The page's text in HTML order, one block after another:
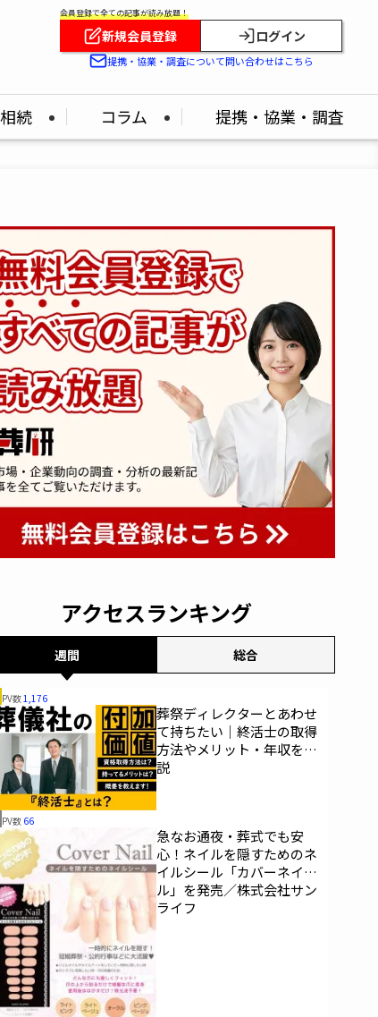
会員登録で全ての記事が読み放題！
新規会員登録 ログイン
提携・協業・調査について問い合わせはこちら
続 コラム 提携・協業・調査
アクセスランキング
週間 総合
PV数1,176
葬祭ディレクターとあわせ
て持ちたい｜終活士の取得
方法やメリット・年収を解
説
PV数 66
急なお通夜・葬式でも安
心！ネイルを隠すためのネ
イルシール「カバーネイ
ル」を発売／株式会社サン
ライフ